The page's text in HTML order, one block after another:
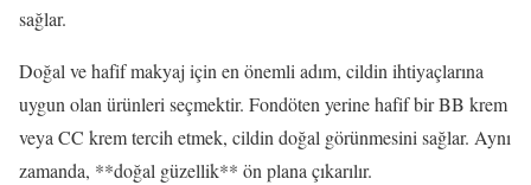
sağlar.
Doğal ve hafif makyaj için en önemli adım, cildin ihtiyaçlarına
uygun olan ürünleri seçmektir. Fondöten yerine hafif bir BB krem
veya CC krem tercih etmek, cildin doğal görünmesini sağlar. Aynı
zamanda, **doğal güzellik** ön plana çıkarılır.